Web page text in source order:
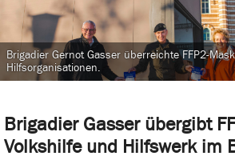
Brigadier Gasser übergibt
Volkshilfe und Hilfswerk im
Brigadier Gernot Gasser überreichte FFP2-
Hilfsorganisationen.